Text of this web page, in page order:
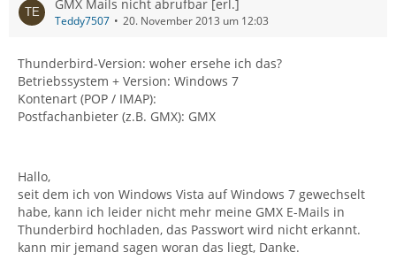
GMX Mails nicht abrufbar [erl.]
Teddy7507 20. November 2013 um 12:03
Thunderbird-Version: woher ersehe ich das?
Betriebssystem + Version: Windows 7
Kontenart (POP / IMAP):
Postfachanbieter (z.B. GMX): GMX
Hallo,
seit dem ich von Windows Vista auf Windows 7 gewechselt
habe, kann ich leider nicht mehr meine GMX E-Mails in
Thunderbird hochladen, das Passwort wird nicht erkannt.
kann mir jemand sagen woran das liegt, Danke.